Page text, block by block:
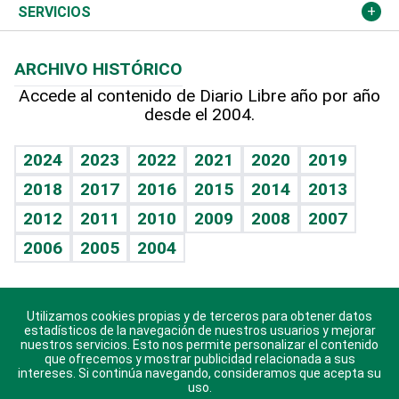
Resto del mundo
Economía personal
Podcast Arte Libre
Hablando con el pediatra
Vida y familia
Eñe
Celebrando la vida
Sin complejos
En pocas palabras
Escuchando al corazón
Economía Personal
Más deportes
Línea de hit
TBT Deportivo
Columnistas
Cambio climático
Opinión
Hecho en casa
Guía del dinero
SERVICIOS
Cumpleaños
Horóscopos
Crucigramas
ARCHIVO HISTÓRICO
Accede al contenido de Diario Libre año por año
desde el 2004.
2024 2023 2022 2021 2020
2019
2018
2017 2016 2015 2014
2013
2012
2011 2010 2009 2008
2007
2006
2005 2004
Descarga nuestras aplicaciones para Android, iOS y
sistema Huawei.
Utilizamos cookies propias y de terceros para obtener datos
estadísticos de la navegación de nuestros usuarios y mejorar
nuestros servicios. Esto nos permite personalizar el contenido
que ofrecemos y mostrar publicidad relacionada a sus
intereses. Si continúa navegando, consideramos que acepta su
uso.